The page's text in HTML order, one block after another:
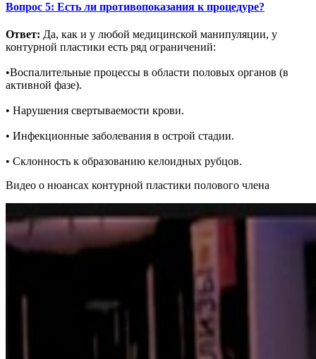
Вопрос 5: Есть ли противопоказания к процедуре?
Ответ: Да, как и у любой медицинской манипуляции, у
контурной пластики есть ряд ограничений:
•Воспалительные процессы в области половых органов (в
активной фазе).
• Нарушения свертываемости крови.
• Инфекционные заболевания в острой стадии.
• Склонность к образованию келоидных рубцов.
Видео о нюансах контурной пластики полового члена